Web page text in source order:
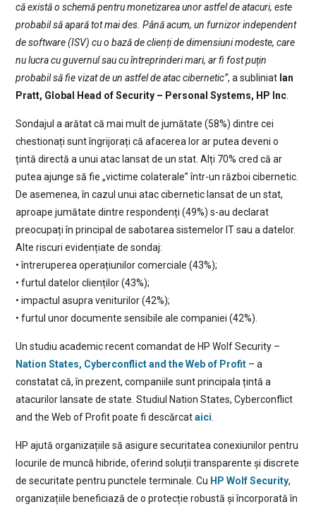
că există o schemă pentru monetizarea unor astfel de atacuri, este
probabil să apară tot mai des. Până acum, un furnizor independent
de software (ISV) cu o bază de clienți de dimensiuni modeste, care
nu lucra cu guvernul sau cu întreprinderi mari, ar fi fost puțin
probabil să fie vizat de un astfel de atac cibernetic”, a subliniat Ian
Pratt, Global Head of Security – Personal Systems, HP Inc.
Sondajul a arătat că mai mult de jumătate (58%) dintre cei
chestionați sunt îngrijorați că afacerea lor ar putea deveni o
țintă directă a unui atac lansat de un stat. Alți 70% cred că ar
putea ajunge să fie „victime colaterale” într-un război cibernetic.
De asemenea, în cazul unui atac cibernetic lansat de un stat,
aproape jumătate dintre respondenți (49%) s-au declarat
preocupați în principal de sabotarea sistemelor IT sau a datelor.
Alte riscuri evidențiate de sondaj:
• întreruperea operațiunilor comerciale (43%);
• furtul datelor clienților (43%);
• impactul asupra veniturilor (42%);
• furtul unor documente sensibile ale companiei (42%).
Un studiu academic recent comandat de HP Wolf Security –
Nation States, Cyberconflict and the Web of Profit– a
constatat că, în prezent, companiile sunt principala țintă a
atacurilor lansate de state. Studiul Nation States, Cyberconflict
and the Web of Profit poate fi descărcataici
HP ajută organizațiile să asigure securitatea conexiunilor pentru
locurile de muncă hibride, oferind soluții transparente și discrete
de securitate pentru punctele terminale. Cu HP Wolf Security,
organizațiile beneficiază de o protecție robustă și încorporată în